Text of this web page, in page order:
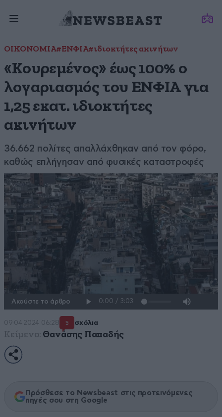
ΟΙΚΟΝΟΜΙΑ#ΕΝΦΙΑ#ιδιοκτήτες ακινήτων
«Κουρεμένος» έως 100% ο
λογαριασμός του ΕΝΦΙΑ για
1,25 εκατ. ιδιοκτήτες
ακινήτων
36.662 πολίτες απαλλάχθηκαν από τον φόρο,
καθώς επλήγησαν από φυσικές καταστροφές
Ακούστε το άρθρο
09·04·2024 06:28 5 σχόλια
Κείμενο: Θανάσης Παπαδής
Πρόσθεσε το Newsbeast στις προτεινόμενες
πηγές σου στη Google